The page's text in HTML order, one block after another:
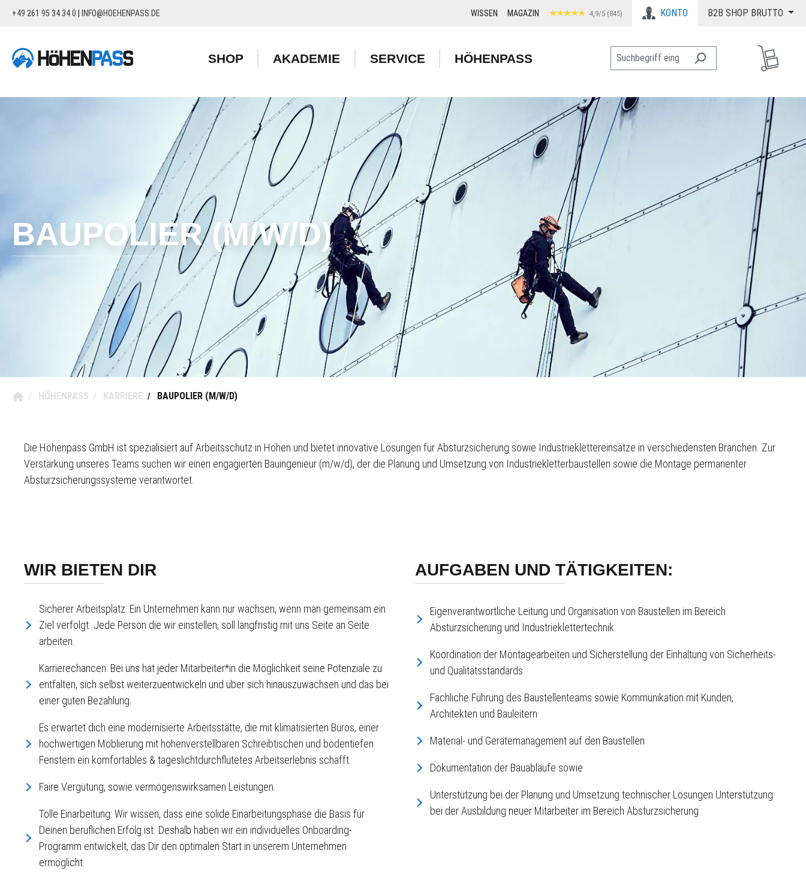
Zur Hauptnavigation springen
+49 261 95 34 34 0 | INFO@HOEHENPASS.DE WISSEN MAGAZIN 4,9/5 (845) KONTO B2B SHOP BRUTTO
SHOP AKADEMIE SERVICE HÖHENPASS
BAUPOLIER (M/W/D)
/ HÖHENPASS / KARRIERE / BAUPOLIER (M/W/D)
Die Höhenpass GmbH ist spezialisiert auf Arbeitsschutz in Höhen und bietet innovative Lösungen für Absturzsicherung sowie Industrieklettereinsätze in verschiedensten Branchen. Zur
Verstärkung unseres Teams suchen wir einen engagierten Bauingenieur (m/w/d), der die Planung und Umsetzung von Industriekletterbaustellen sowie die Montage permanenter
Absturzsicherungssysteme verantwortet.
WIR BIETEN DIR
Sicherer Arbeitsplatz: Ein Unternehmen kann nur wachsen, wenn man gemeinsam ein
Ziel verfolgt. Jede Person die wir einstellen, soll langfristig mit uns Seite an Seite
arbeiten.
Karrierechancen: Bei uns hat jeder Mitarbeiter*in die Möglichkeit seine Potenziale zu
entfalten, sich selbst weiterzuentwickeln und über sich hinauszuwachsen und das bei
einer guten Bezahlung.
Es erwartet dich eine modernisierte Arbeitsstätte, die mit klimatisierten Büros, einer
hochwertigen Möblierung mit höhenverstellbaren Schreibtischen und bodentiefen
Fenstern ein komfortables & tageslichtdurchflutetes Arbeitserlebnis schafft.
Faire Vergütung, sowie vermögenswirksamen Leistungen.
Tolle Einarbeitung: Wir wissen, dass eine solide Einarbeitungsphase die Basis für
Deinen beruflichen Erfolg ist. Deshalb haben wir ein individuelles Onboarding-
Programm entwickelt, das Dir den optimalen Start in unserem Unternehmen
ermöglicht.
AUFGABEN UND TÄTIGKEITEN:
Eigenverantwortliche Leitung und Organisation von Baustellen im Bereich
Absturzsicherung und Industrieklettertechnik
Koordination der Montagearbeiten und Sicherstellung der Einhaltung von Sicherheits-
und Qualitätsstandards
Fachliche Führung des Baustellenteams sowie Kommunikation mit Kunden,
Architekten und Bauleitern
Material- und Gerätemanagement auf den Baustellen
Dokumentation der Bauabläufe sowie
Unterstützung bei der Planung und Umsetzung technischer Lösungen Unterstützung
bei der Ausbildung neuer Mitarbeiter im Bereich Absturzsicherung